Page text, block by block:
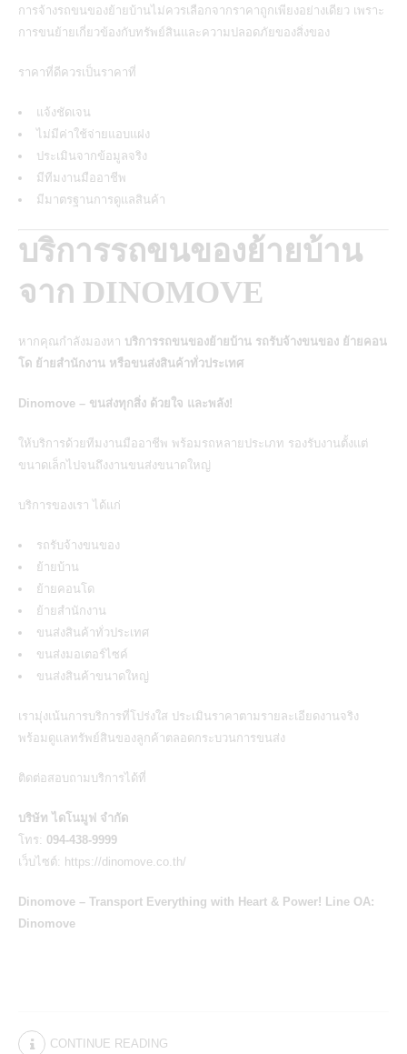
การจ้างรถขนของย้ายบ้านไม่ควรเลือกจากราคาถูกเพียงอย่างเดียว เพราะ
การขนย้ายเกี่ยวข้องกับทรัพย์สินและความปลอดภัยของสิ่งของ
ราคาที่ดีควรเป็นราคาที่
แจ้งชัดเจน
ไม่มีค่าใช้จ่ายแอบแฝง
ประเมินจากข้อมูลจริง
มีทีมงานมืออาชีพ
มีมาตรฐานการดูแลสินค้า
บริการรถขนของย้ายบ้าน
จาก DINOMOVE
หากคุณกำลังมองหา บริการรถขนของย้ายบ้าน รถรับจ้างขนของ ย้ายคอน
โด ย้ายสำนักงาน หรือขนส่งสินค้าทั่วประเทศ
Dinomove – ขนส่งทุกสิ่ง ด้วยใจ และพลัง!
ให้บริการด้วยทีมงานมืออาชีพ พร้อมรถหลายประเภท รองรับงานตั้งแต่
ขนาดเล็กไปจนถึงงานขนส่งขนาดใหญ่
บริการของเรา ได้แก่
รถรับจ้างขนของ
ย้ายบ้าน
ย้ายคอนโด
ย้ายสำนักงาน
ขนส่งสินค้าทั่วประเทศ
ขนส่งมอเตอร์ไซค์
ขนส่งสินค้าขนาดใหญ่
เรามุ่งเน้นการบริการที่โปร่งใส ประเมินราคาตามรายละเอียดงานจริง
พร้อมดูแลทรัพย์สินของลูกค้าตลอดกระบวนการขนส่ง
ติดต่อสอบถามบริการได้ที่
บริษัท ไดโนมูฟ จำกัด
โทร: 094-438-9999
เว็บไซต์: https://dinomove.co.th/
Dinomove – Transport Everything with Heart & Power! Line OA:
Dinomove
CONTINUE READING